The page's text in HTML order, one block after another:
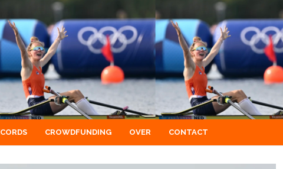
CROWDFUNDING OVER CONTACT